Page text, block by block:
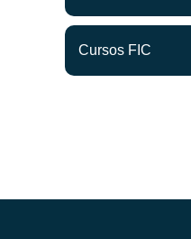
Cursos FIC